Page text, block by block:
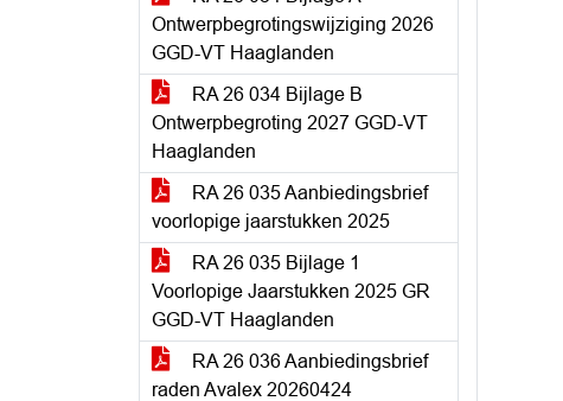
Ontwerpbegrotingswijziging 2026
GGD-VT Haaglanden
RA 26 034 Bijlage B
Ontwerpbegroting 2027 GGD-VT
Haaglanden
RA 26 035 Aanbiedingsbrief
voorlopige jaarstukken 2025
RA 26 035 Bijlage 1
Voorlopige Jaarstukken 2025 GR
GGD-VT Haaglanden
RA 26 036 Aanbiedingsbrief
raden Avalex 20260424